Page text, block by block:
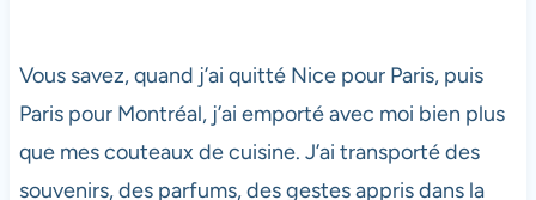
Vous savez, quand j’ai quitté Nice pour Paris, puis
Paris pour Montréal, j’ai emporté avec moi bien plus
que mes couteaux de cuisine. J’ai transporté des
souvenirs, des parfums, des gestes appris dans la